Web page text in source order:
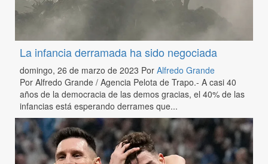
La infancia derramada ha sido negociada
domingo, 26 de marzo de 2023 Por Alfredo Grande
Por Alfredo Grande / Agencia Pelota de Trapo.- A casi 40
años de la democracia de las demos gracias, el 40% de las
infancias está esperando derrames que...